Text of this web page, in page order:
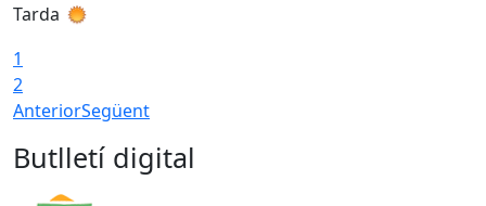
Tarda
1
2
AnteriorSegüent
Butlletí digital